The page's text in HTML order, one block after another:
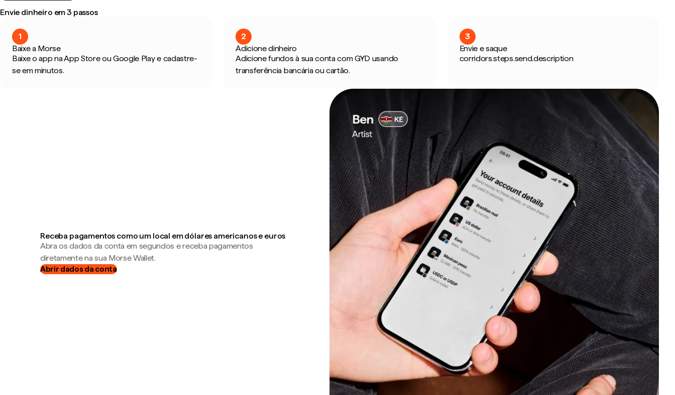
Envie dinheiro em 3 passos
1
Baixe a Morse
Baixe o app na App Store ou Google Play e cadastre-
se em minutos.
2
Adicione dinheiro
Adicione fundos à sua conta com GYD usando
transferência bancária ou cartão.
3
Envie e saque
corridors.steps.send.description
Receba pagamentos como um local em dólares americanos e euros
Abra os dados da conta em segundos e receba pagamentos
diretamente na sua Morse Wallet.
Abrir dados da conta